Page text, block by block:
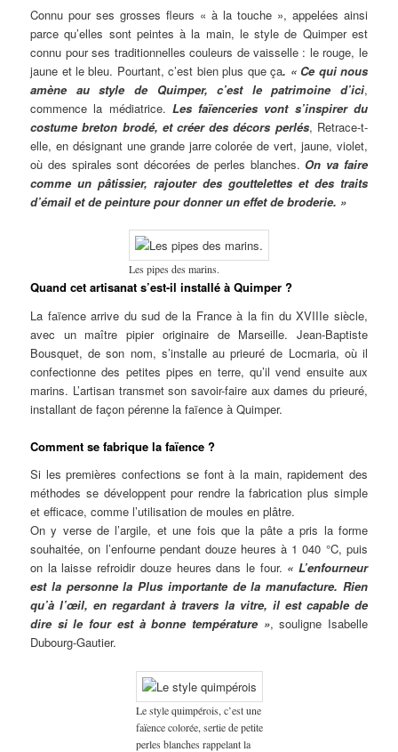
Connu pour ses grosses fleurs « à la touche », appelées ainsi
parce qu’elles sont peintes à la main, le style de Quimper est
connu pour ses traditionnelles couleurs de vaisselle : le rouge, le
jaune et le bleu. Pourtant, c’est bien plus que ça. « Ce qui nous
amène au style de Quimper, c’est le patrimoine d’ici,
commence la médiatrice. Les faïenceries vont s’inspirer du
costume breton brodé, et créer des décors perlés, Retrace-t-
elle, en désignant une grande jarre colorée de vert, jaune, violet,
où des spirales sont décorées de perles blanches. On va faire
comme un pâtissier, rajouter des gouttelettes et des traits
d’émail et de peinture pour donner un effet de broderie. »
Les pipes des marins.
Quand cet artisanat s’est-il installé à Quimper ?
La faïence arrive du sud de la France à la fin du XVIIIe siècle,
avec un maître pipier originaire de Marseille. Jean-Baptiste
Bousquet, de son nom, s’installe au prieuré de Locmaria, où il
confectionne des petites pipes en terre, qu’il vend ensuite aux
marins. L’artisan transmet son savoir-faire aux dames du prieuré,
installant de façon pérenne la faïence à Quimper.
Comment se fabrique la faïence ?
Si les premières confections se font à la main, rapidement des
méthodes se développent pour rendre la fabrication plus simple
et efficace, comme l’utilisation de moules en plâtre.
On y verse de l’argile, et une fois que la pâte a pris la forme
souhaitée, on l’enfourne pendant douze heures à 1 040 °C, puis
on la laisse refroidir douze heures dans le four. « L’enfourneur
est la personne la Plus importante de la manufacture. Rien
qu’à l’œil, en regardant à travers la vitre, il est capable de
dire si le four est à bonne température », souligne Isabelle
Dubourg-Gautier.
Le style quimpérois, c’est une
faïence colorée, sertie de petite
perles blanches rappelant la